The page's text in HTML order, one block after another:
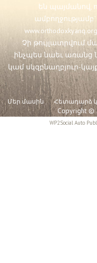
են պայմանով,
www.orthodoxkyanq.org
Չի թույլատրվում
ինչպես նաեւ առանց
կամ սկզբնաղբյուր-
Մեր մասին Հետադարձ
Copyright ©
WP2Social Auto